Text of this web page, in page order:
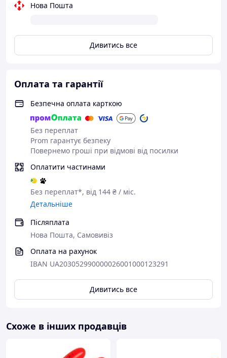
Нова Пошта
Дивитись все
Оплата та гарантії
Безпечна оплата карткою
Без переплат
Prom гарантує безпеку
Повернемо гроші при відмові від посилки
Оплатити частинами
Без переплат*, від 144 ₴ / міс.
Детальніше
Післяплата
Нова Пошта, Самовивіз
Оплата на рахунок
IBAN UA203052990000026001000123291
Дивитись все
Схоже в інших продавців